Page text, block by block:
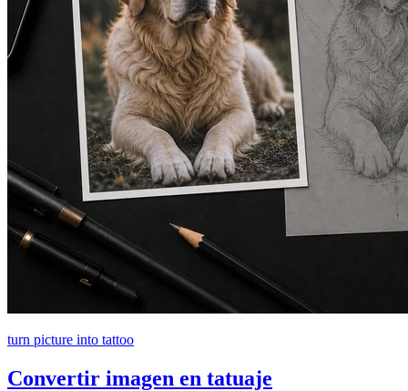
turn picture into tattoo
Convertir imagen en tatuaje